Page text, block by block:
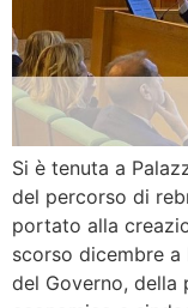
Si è tenuta a
del percorso di
portato alla
scorso dicembre a
del Governo, della